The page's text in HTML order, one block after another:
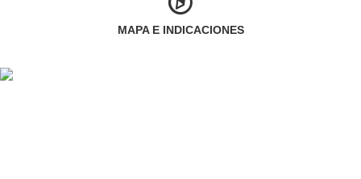
MAPA E INDICACIONES